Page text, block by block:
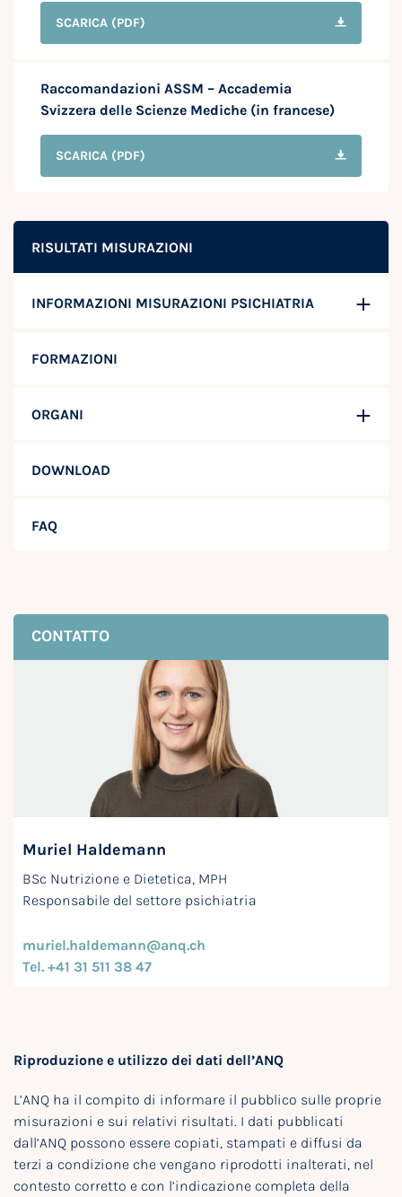
RISULTATI MISURAZIONI
INFORMAZIONI MISURAZIONI PSICHIATRIA
FORMAZIONI
ORGANI
DOWNLOAD
FAQ
CONTATTO
Muriel Haldemann
BSc Nutrizione e Dietetica, MPH
Responsabile del settore psichiatria
muriel.haldemann@anq.ch
Tel. +41 31 511 38 47
Riproduzione e utilizzo dei dati dell’ANQ
L’ANQ ha il compito di informare il pubblico sulle proprie
misurazioni e sui relativi risultati. I dati pubblicati
dall’ANQ possono essere copiati, stampati e diffusi da
terzi a condizione che vengano riprodotti inalterati, nel
contesto corretto e con l’indicazione completa della
SCARICA (PDF)
Raccomandazioni ASSM – Accademia
Svizzera delle Scienze Mediche (in francese)
SCARICA (PDF)